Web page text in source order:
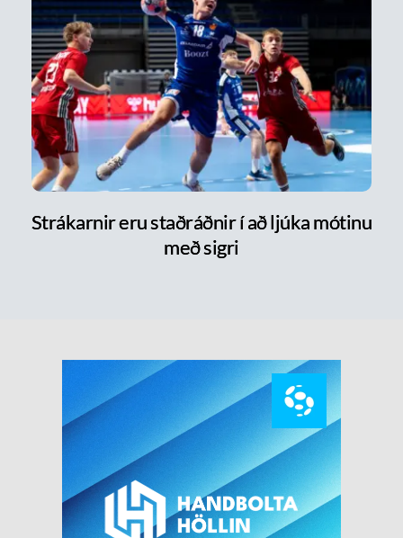
Strákarnir eru staðráðnir í að ljúka mótinu
með sigri